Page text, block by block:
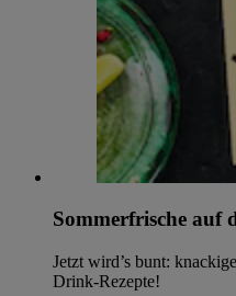
Sommerfrische auf
Jetzt wird’s bunt:
Drink-Rezepte!